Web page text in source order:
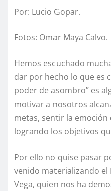
Por: Lucio Gopar.
Fotos: Omar Maya Calvo.
Hemos escuchado
dar por hecho lo que es
poder de asombro” es
motivar a nosotros
metas, sentir la
logrando los objetivos
Por ello no quise pasar
venido materializando el
Vega, quien nos ha